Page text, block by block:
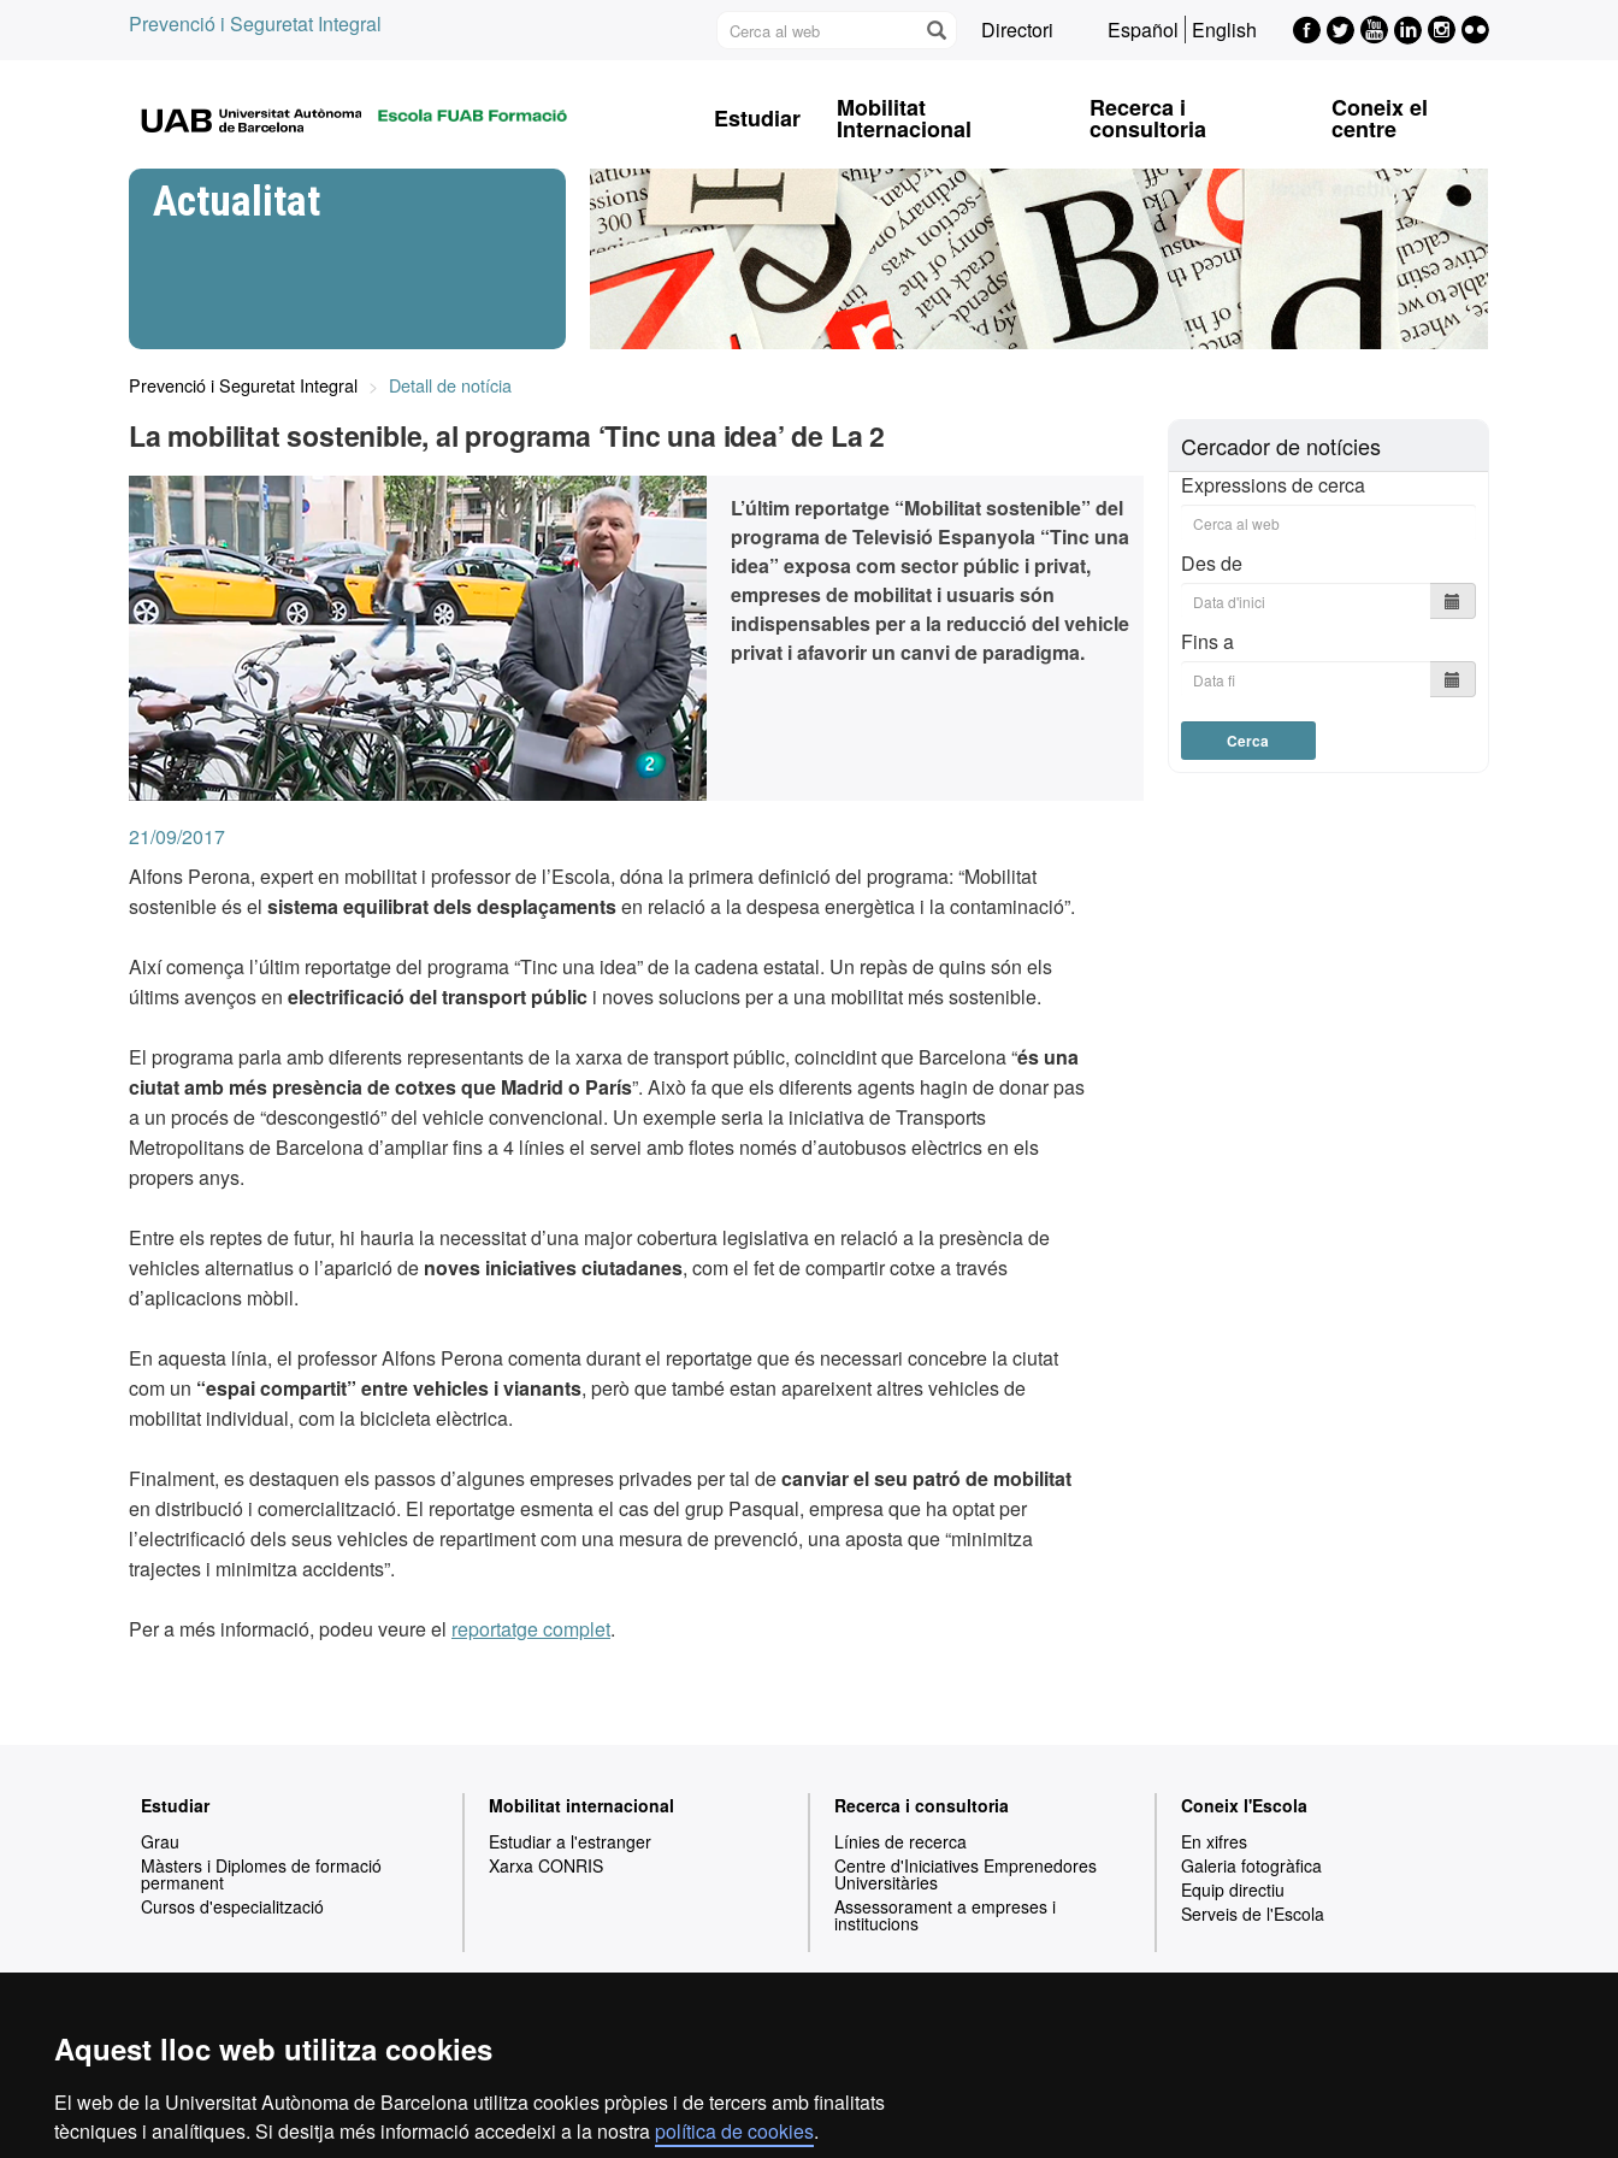
Aquest lloc web utilitza cookies
El web de la Universitat Autònoma de Barcelona utilitza cookies pròpies i de tercers amb finalitats
tècniques i analítiques. Si desitja més informació accedeixi a la nostrapolítica de cookies.
Prevenció i Seguretat Integral
Cerca
Directori Español English Facebook
EPSI
Twitter
EPSI
Youtube
EPSI
LinkedIn
EPSI
Instagram
EPSI
Flickr
B
Estudiar Mobilitat
Internacional
Recerca i
consultoria
Coneix el
centre
Actualitat
Prevenció i Seguretat Integral Detall de notícia
La mobilitat sostenible, al programa ‘Tinc una idea’ de La 2
L’últim reportatge “Mobilitat sostenible” del
programa de Televisió Espanyola “Tinc una
idea” exposa com sector públic i privat,
empreses de mobilitat i usuaris són
indispensables per a la reducció del vehicle
privat i afavorir un canvi de paradigma.
21/09/2017
Alfons Perona, expert en mobilitat i professor de l’Escola, dóna la primera definició del programa: “Mobilitat
sostenible és el sistema equilibrat dels desplaçamentsen relació a la despesa energètica i la contaminació”.
Així comença l’últim reportatge del programa “Tinc una idea” de la cadena estatal. Un repàs de quins són els
últims avenços en electrificació del transport públic i noves solucions per a una mobilitat més sostenible.
El programa parla amb diferents representants de la xarxa de transport públic, coincidint que Barcelona “és una
ciutat amb més presència de cotxes que Madrid o París”. Això fa que els diferents agents hagin de donar pas
a un procés de “descongestió” del vehicle convencional. Un exemple seria la iniciativa de Transports
Metropolitans de Barcelona d’ampliar fins a 4 línies el servei amb flotes només d’autobusos elèctrics en els
propers anys.
Entre els reptes de futur, hi hauria la necessitat d’una major cobertura legislativa en relació a la presència de
vehicles alternatius o l’aparició de noves iniciatives ciutadanes, com el fet de compartir cotxe a través
d’aplicacions mòbil.
En aquesta línia, el professor Alfons Perona comenta durant el reportatge que és necessari concebre la ciutat
com un “espai compartit” entre vehicles i vianants, però que també estan apareixent altres vehicles de
mobilitat individual, com la bicicleta elèctrica.
Finalment, es destaquen els passos d’algunes empreses privades per tal decanviar el seu patró de mobilitat
en distribució i comercialització. El reportatge esmenta el cas del grup Pasqual, empresa que ha optat per
l’electrificació dels seus vehicles de repartiment com una mesura de prevenció, una aposta que “minimitza
trajectes i minimitza accidents”.
Per a més informació, podeu veure el reportatge complet.
Cercador de notícies
Expressions de cerca
Des de
Fins a
Cerca
Estudiar
Grau
Màsters i Diplomes de formació
permanent
Cursos d'especialització
Mobilitat internacional
Estudiar a l'estranger
Xarxa CONRIS
Recerca i consultoria
Línies de recerca
Centre d'Iniciatives Emprenedores
Universitàries
Assessorament a empreses i
institucions
Coneix l'Escola
En xifres
Galeria fotogràfica
Equip directiu
Serveis de l'Escola
Reconeixement internacional de l'excel·lència
HR
Som una universitat capdavantera que imparteix una docència de qualitat, diversificada, multidisciplinària
i flexible, ajustada a les necessitats de la societat i adaptada als nous models de l'Europa del